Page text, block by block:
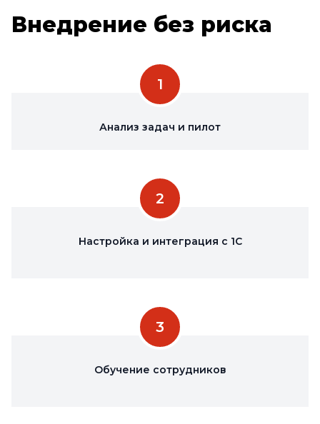
Внедрение без риска
1
Анализ задач и пилот
2
Настройка и интеграция с 1С
3
Обучение сотрудников